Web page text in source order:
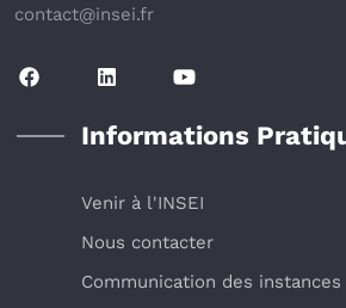
contact@insei.fr
Informations
Venir à l'INSEI
Nous contacter
Communication des instances